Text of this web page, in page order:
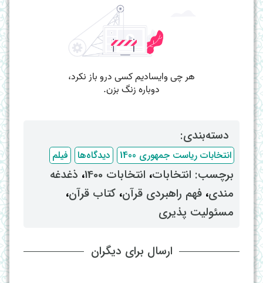
دسته‌بندی: ‌
انتخابات ریاست جمهوری 1400 دیدگاه‌ها فیلم
برچسب: ‌ انتخابات، ‌ انتخابات 1400 ، ‌ ذغدغه
مندی، ‌ فهم راهبردی قرآن، ‌ کتاب قرآن،
مسئولیت پذیری
ارسال برای دیگران